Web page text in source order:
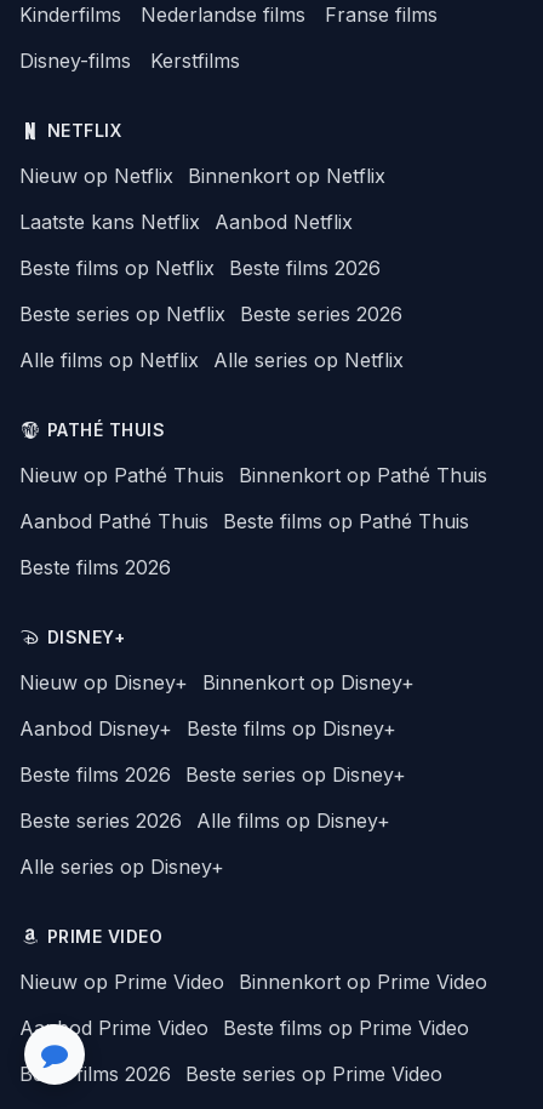
Kinderfilms
Nederlandse films
Franse films
Disney-films
Kerstfilms
NETFLIX
Nieuw op Netflix
Binnenkort op Netflix
Laatste kans Netflix
Aanbod Netflix
Beste films op Netflix
Beste films 2026
Beste series op Netflix
Beste series 2026
Alle films op Netflix
Alle series op Netflix
PATHÉ THUIS
Nieuw op Pathé Thuis
Binnenkort op Pathé Thuis
Aanbod Pathé Thuis
Beste films op Pathé Thuis
Beste films 2026
DISNEY+
Nieuw op Disney+
Binnenkort op Disney+
Aanbod Disney+
Beste films op Disney+
Beste films 2026
Beste series op Disney+
Beste series 2026
Alle films op Disney+
Alle series op Disney+
PRIME VIDEO
Nieuw op Prime Video
Binnenkort op Prime Video
Aanbod Prime Video
Beste films op Prime Video
Beste films 2026
Beste series op Prime Video